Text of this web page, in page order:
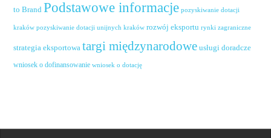
to Brand Podstawowe informacje pozyskiwanie dotacji
kraków pozyskiwanie dotacji unijnych kraków rozwój eksportu rynki zagraniczne
strategia eksportowa targi międzynarodowe usługi doradcze
wniosek o dofinansowanie wniosek o dotację